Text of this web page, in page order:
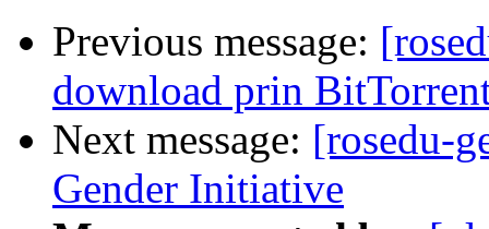
Previous message:
download prin
Next message: [rosedu-
Gender Initiative